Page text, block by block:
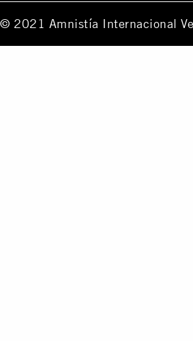
© 2021 Amnistía Internacional